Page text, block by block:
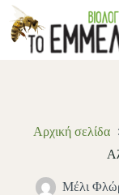
Αρχική σελίδα
Μέλι